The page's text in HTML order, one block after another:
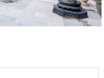
đối với viên chức trúng tuyển
kết năm học 2025 - 2026 và